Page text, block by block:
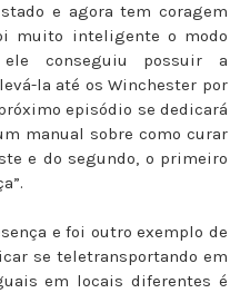
e agora tem coragem
muito inteligente o modo
ele conseguiu possuir a
la até os Winchester por
episódio se dedicará
manual sobre como curar
e do segundo, o primeiro
e foi outro exemplo de
se teletransportando em
em locais diferentes é